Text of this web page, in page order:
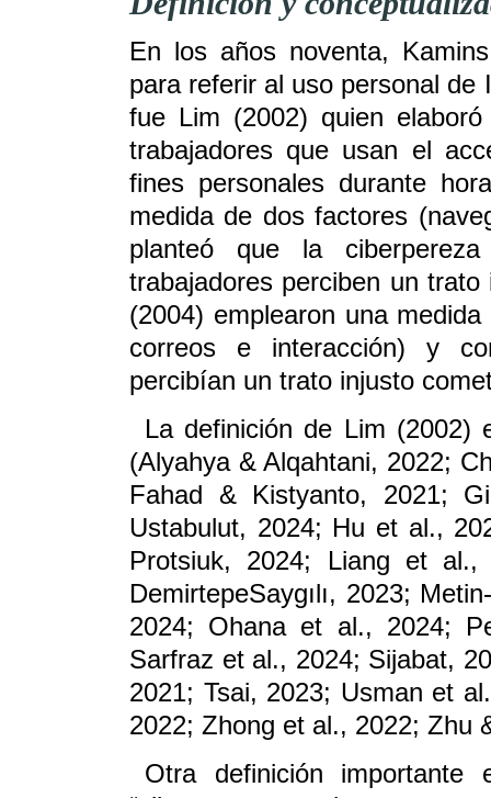
En los años noventa,
para referir al uso personal
fue Lim (2002) quien
trabajadores que usan el
fines personales durante
medida de dos factores
planteó que la
trabajadores perciben un
(2004) emplearon una
correos e interacción) y
percibían un trato injusto
La definición de Lim (2002)
(Alyahya & Alqahtani, 2022;
Fahad & Kistyanto, 2021;
Ustabulut, 2024; Hu et al.,
Protsiuk, 2024; Liang et
DemirtepeSaygılı, 2023;
2024; Ohana et al., 2024;
Sarfraz et al., 2024; Sijabat,
2021; Tsai, 2023; Usman et
2022; Zhong et al., 2022; Zhu
Otra definición